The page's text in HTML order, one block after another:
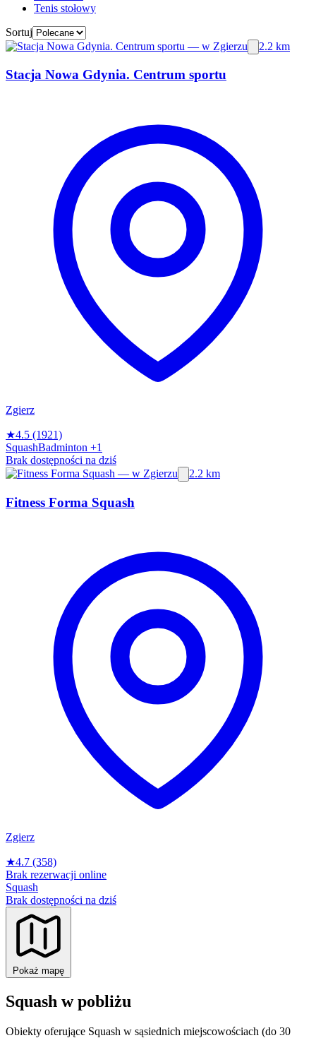
Tenis stołowy
Sortuj
2.2 km
Stacja Nowa Gdynia. Centrum sportu
Zgierz
★4.5 (1921)
SquashBadminton +1
Brak dostępności na dziś
2.2 km
Fitness Forma Squash
Zgierz
★4.7 (358)
Brak rezerwacji online
Squash
Brak dostępności na dziś
Pokaż mapę
Squash w pobliżu
Obiekty oferujące Squash w sąsiednich miejscowościach (do 30